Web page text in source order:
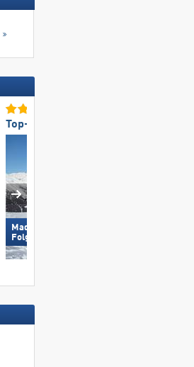
Top-Skigebietsgröße
Madonna di Campiglio/​Pinzolo/​
Folgàrida/​Marilleva